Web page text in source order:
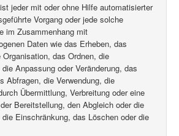
jeder mit oder ohne Hilfe automatisierter
Vorgang oder jede solche
im Zusammenhang mit
Daten wie das Erheben, das
das Ordnen, die
Anpassung oder Veränderung, das
Abfragen, die Verwendung, die
Übermittlung, Verbreitung oder eine
Bereitstellung, den Abgleich oder die
die Einschränkung, das Löschen oder die